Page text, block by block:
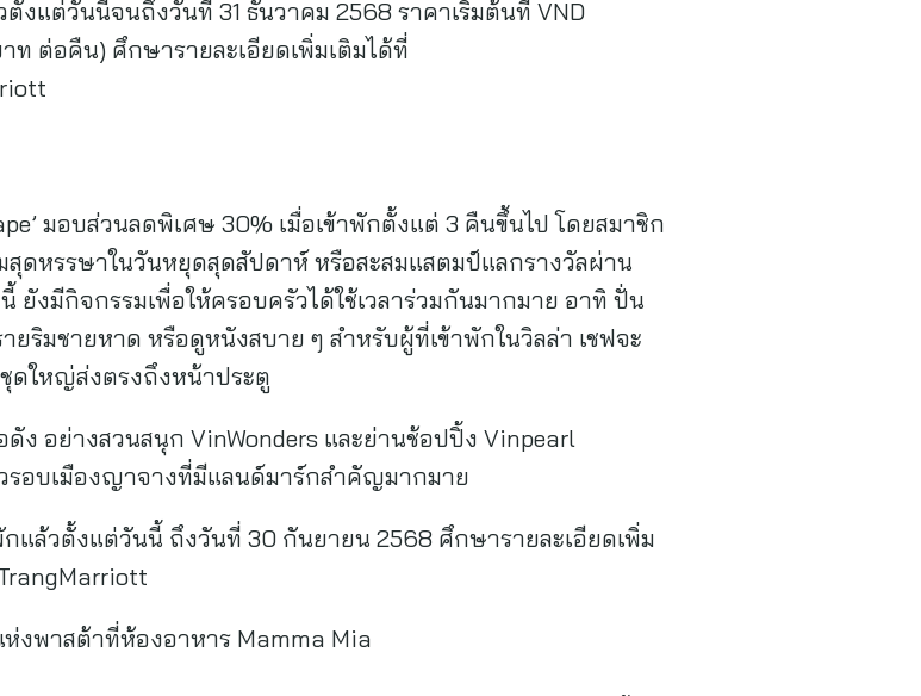
ตั้งแต่วันนี้จนถึงวันที่ 31 ธันวาคม 2568 ราคาเริ่มต้นที่ VND
ต่อคืน) ศึกษารายละเอียดเพิ่มเติมได้ที่
มอบส่วนลดพิเศษ 30% เมื่อเข้าพักตั้งแต่ 3 คืนขึ้นไป โดยสมาชิก
สุดหรรษาในวันหยุดสุดสัปดาห์ หรือสะสมแสตมป์แลกรางวัลผ่าน
ยังมีกิจกรรมเพื่อให้ครอบครัวได้ใช้เวลาร่วมกันมากมาย อาทิ ปั่น
ริมชายหาด หรือดูหนังสบาย ๆ สำหรับผู้ที่เข้าพักในวิลล่า เชฟจะ
ดใหญ่ส่งตรงถึงหน้าประตู
ง อย่างสวนสนุก VinWonders และย่านช้อปปิ้ง Vinpearl
รอบเมืองญาจางที่มีแลนด์มาร์กสำคัญมากมาย
กแล้วตั้งแต่วันนี้ ถึงวันที่ 30 กันยายน 2568 ศึกษารายละเอียดเพิ่ม
งพาสต้าที่ห้องอาหาร Mamma Mia